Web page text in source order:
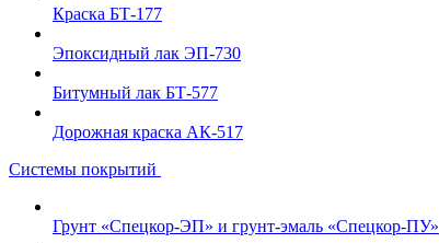
Краска БТ-177
Эпоксидный лак ЭП-730
Битумный лак БТ-577
Дорожная краска АК-517
Системы покрытий
Грунт «Спецкор-ЭП» и грунт-эмаль «Спецкор-ПУ»